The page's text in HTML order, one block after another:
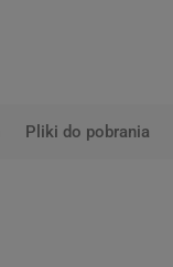
Pliki do pobrania